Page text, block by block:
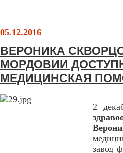
05.12.2016
ВЕРОНИКА
МОРДОВИИ
МЕДИЦИНСКАЯ
2
завод